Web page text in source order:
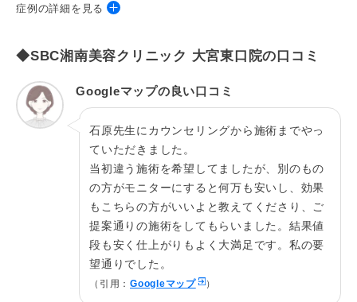
症例の詳細を見る
施術名 クイックコスメティーク・ダブルNeo
施術の説
明
特殊な糸の結び方で、まぶた表面に針を通す事が
ないため傷をつけずに二重を作れる施術法です。
費用総額 両目198,000円
だるさ・熱感・頭痛・蕁麻疹・痒み・むくみ・発
熱・咳・冷や汗・胸痛、目がゴロゴロする、二重
幅に左右差があると感じる、希望の二重幅と異な
ると感じる、眉が下がることによる二重幅の変
化、ラインが消失する、ラインの乱れ、違和感を
感じるなどを生じることがあります。
総合フリーダイヤル：0120-489-100
SBC湘南美容クリニック 奈良​​​​​院
◆SBC湘南美容クリニック 大宮東口院の口コミ
Googleマップの良い口コミ
石原先生にカウンセリングから施術までやっ
ていただきました。
当初違う施術を希望してましたが、別のもの
の方がモニターにすると何万も安いし、効果
もこちらの方がいいよと教えてくださり、ご
提案通りの施術をしてもらいました。結果値
段も安く仕上がりもよく大満足です。私の要
望通りでした。
（引用： Googleマップ ）